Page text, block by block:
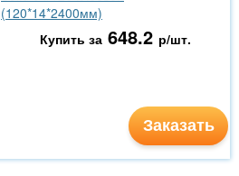
(120*14*2400мм)
Купить за 648.2 р/шт.
Заказать